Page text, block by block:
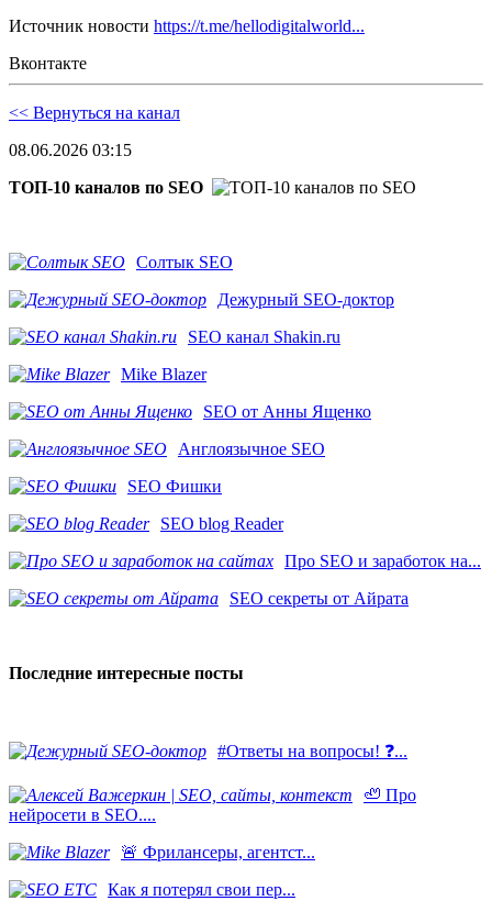
Источник новости https://t.me/hellodigitalworld...
Вконтакте
<< Вернуться на канал
08.06.2026 03:15
ТОП-10 каналов по SEO
Солтык SEO
Дежурный SEO-доктор
SEO канал Shakin.ru
Mike Blazer
SEO от Анны Ященко
Англоязычное SEO
SEO Фишки
SEO blog Reader
Про SEO и заработок на...
SEO секреты от Айрата
Последние интересные посты
#Ответы на вопросы! ❓...
🦥 Про
нейросети в SEO....
​🚨 Фрилансеры, агентст...
Как я потерял свои пер...